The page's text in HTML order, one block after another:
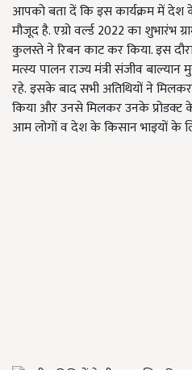
आपको बता दें कि इस कार्यक्रम में
मौजूद है. एग्रो वर्ल्ड 2022 का शुभारंभ
कुलस्ते ने रिबन काट कर किया. इस
मत्स्य पालन राज्य मंत्री संजीव
रहे. इसके बाद सभी अतिथियों ने मिलकर
किया और उनसे मिलकर उनके प्रोडक्ट
आम लोगों व देश के किसान भाइयों के